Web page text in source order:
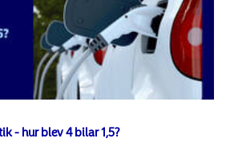
- hur blev 4 bilar 1,5?